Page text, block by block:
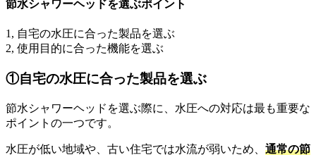
節水シャワーヘッドを選ぶポイント
1, 自宅の水圧に合った製品を選ぶ
2, 使用目的に合った機能を選ぶ
①自宅の水圧に合った製品を選ぶ
節水シャワーヘッドを選ぶ際に、水圧への対応は最も重要な
ポイントの一つです。
水圧が低い地域や、古い住宅では水流が弱いため、 通常の節